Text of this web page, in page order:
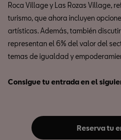
Roca Village y Las Rozas Village,
turismo, que ahora incluyen
artísticas. Además, también
representan el 6% del valor del
temas de igualdad y
Consigue tu entrada en el
Reserva tu